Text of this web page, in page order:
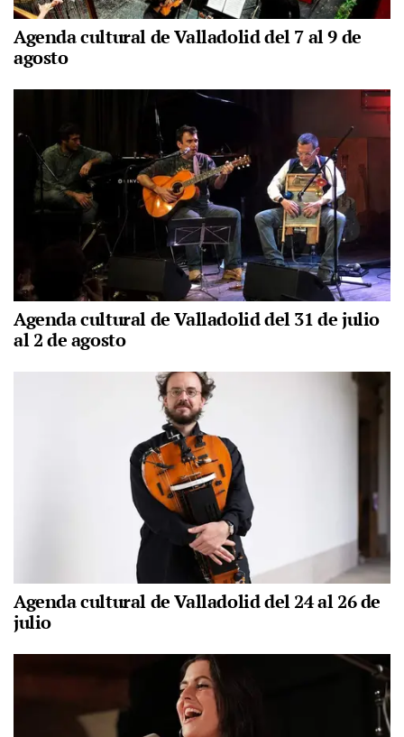
Agenda cultural de Valladolid del 7 al 9 de
agosto
Agenda cultural de Valladolid del 31 de julio
al 2 de agosto
Agenda cultural de Valladolid del 24 al 26 de
julio